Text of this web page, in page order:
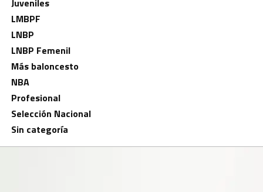
Juveniles
LMBPF
LNBP
LNBP Femenil
Más baloncesto
NBA
Profesional
Selección Nacional
Sin categoría